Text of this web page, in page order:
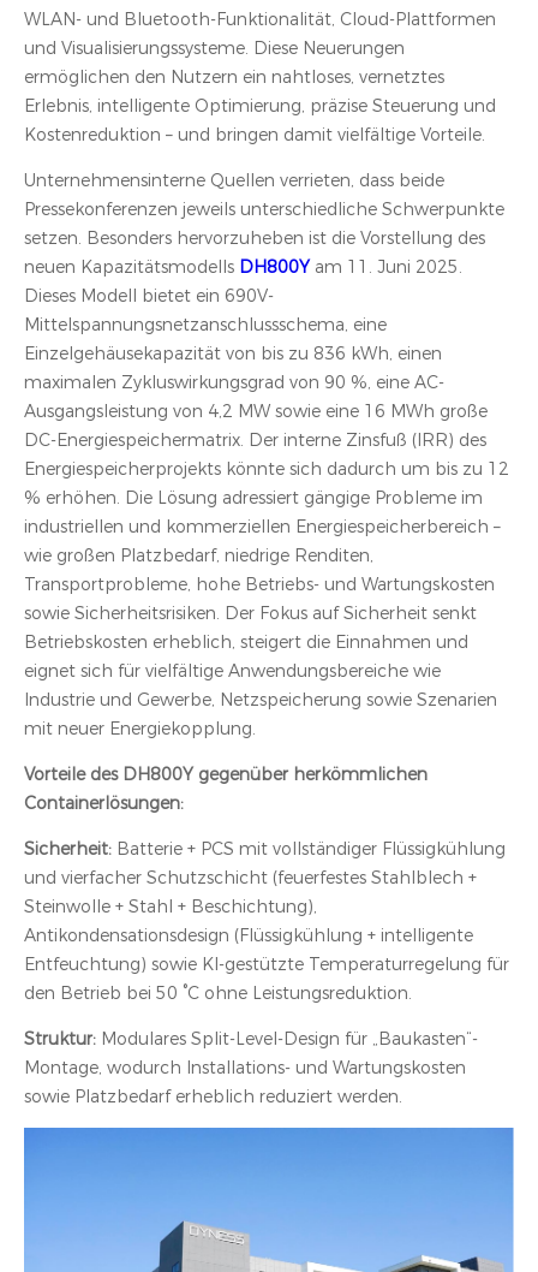
WLAN- und Bluetooth-Funktionalität, Cloud-Plattformen
und Visualisierungssysteme. Diese Neuerungen
ermöglichen den Nutzern ein nahtloses, vernetztes
Erlebnis, intelligente Optimierung, präzise Steuerung und
Kostenreduktion – und bringen damit vielfältige Vorteile.
Unternehmensinterne Quellen verrieten, dass beide
Pressekonferenzen jeweils unterschiedliche Schwerpunkte
setzen. Besonders hervorzuheben ist die Vorstellung des
neuen Kapazitätsmodells DH800Y am 11. Juni 2025.
Dieses Modell bietet ein 690V-
Mittelspannungsnetzanschlussschema, eine
Einzelgehäusekapazität von bis zu 836 kWh, einen
maximalen Zykluswirkungsgrad von 90 %, eine AC-
Ausgangsleistung von 4,2 MW sowie eine 16 MWh große
DC-Energiespeichermatrix. Der interne Zinsfuß (IRR) des
Energiespeicherprojekts könnte sich dadurch um bis zu 12
% erhöhen. Die Lösung adressiert gängige Probleme im
industriellen und kommerziellen Energiespeicherbereich –
wie großen Platzbedarf, niedrige Renditen,
Transportprobleme, hohe Betriebs- und Wartungskosten
sowie Sicherheitsrisiken. Der Fokus auf Sicherheit senkt
Betriebskosten erheblich, steigert die Einnahmen und
eignet sich für vielfältige Anwendungsbereiche wie
Industrie und Gewerbe, Netzspeicherung sowie Szenarien
mit neuer Energiekopplung.
Vorteile des DH800Y gegenüber herkömmlichen
Containerlösungen:
Sicherheit: Batterie + PCS mit vollständiger Flüssigkühlung
und vierfacher Schutzschicht (feuerfestes Stahlblech +
Steinwolle + Stahl + Beschichtung),
Antikondensationsdesign (Flüssigkühlung + intelligente
Entfeuchtung) sowie KI-gestützte Temperaturregelung für
den Betrieb bei 50 °C ohne Leistungsreduktion.
Struktur: Modulares Split-Level-Design für „Baukasten“-
Montage, wodurch Installations- und Wartungskosten
sowie Platzbedarf erheblich reduziert werden.